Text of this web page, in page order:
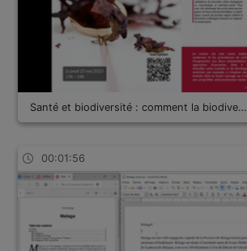
Santé et biodiversité : comment la biodive…
00:01:56